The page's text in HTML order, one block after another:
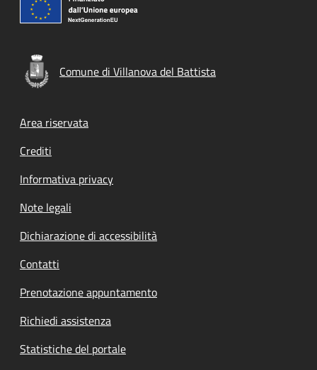
Comune di Villanova del Battista
Footer menu
Area riservata
Crediti
Informativa privacy
Note legali
Dichiarazione di accessibilità
Contatti
Prenotazione appuntamento
Richiedi assistenza
Statistiche del portale